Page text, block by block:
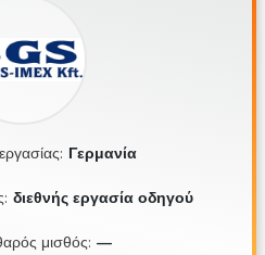
Γερμανία
διεθνής εργασία οδηγού
μισθός: —